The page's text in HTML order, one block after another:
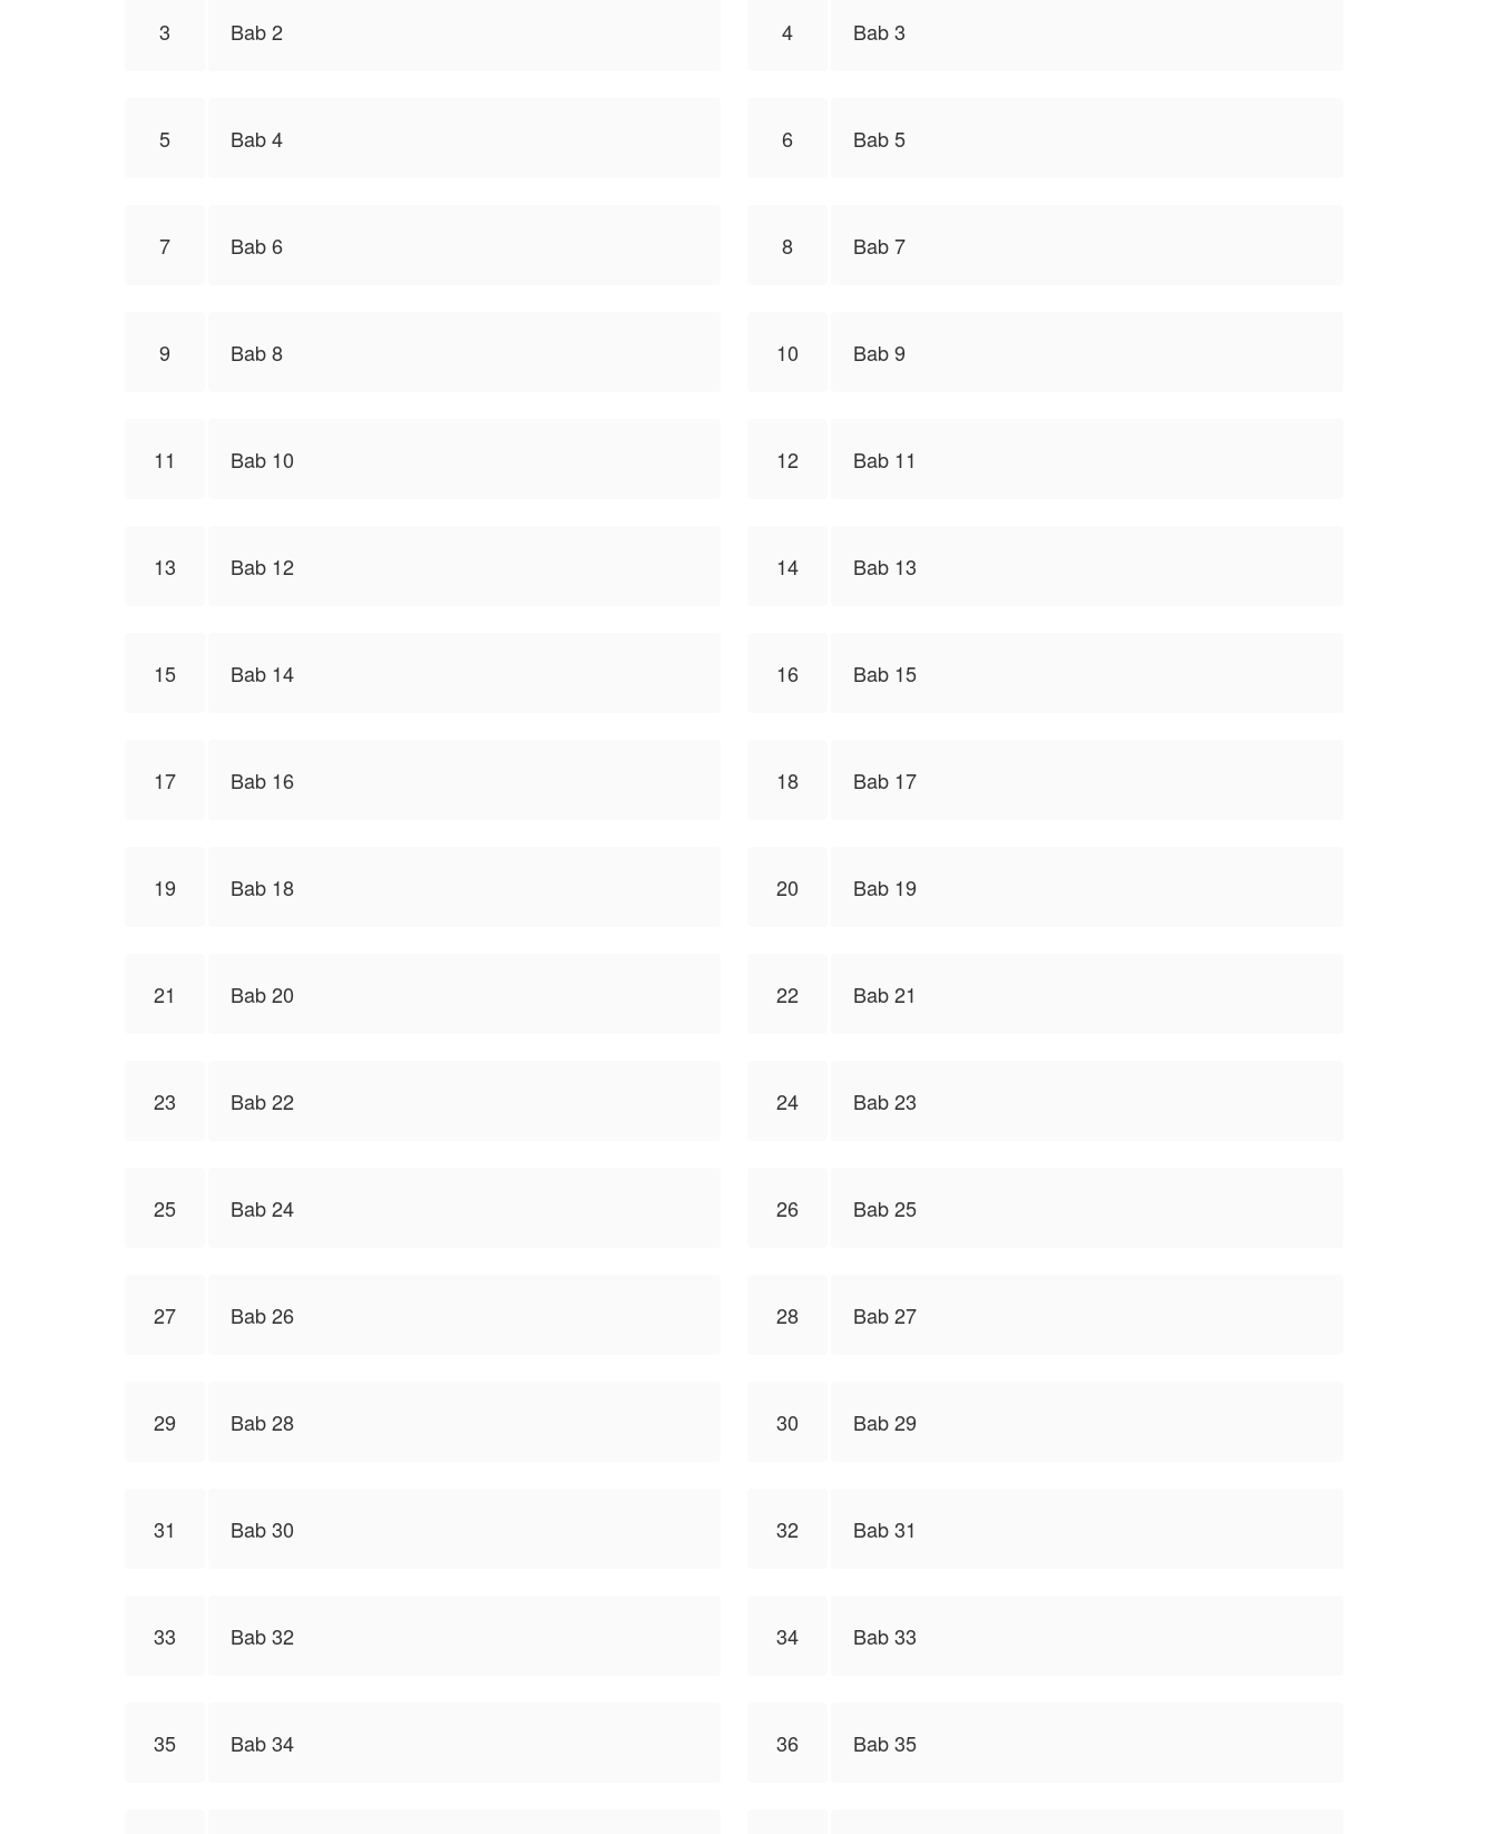
3 Bab 2 4 Bab 3
5 Bab 4 6 Bab 5
7 Bab 6 8 Bab 7
9 Bab 8 10 Bab 9
11 Bab 10 12 Bab 11
13 Bab 12 14 Bab 13
15 Bab 14 16 Bab 15
17 Bab 16 18 Bab 17
19 Bab 18 20 Bab 19
21 Bab 20 22 Bab 21
23 Bab 22 24 Bab 23
25 Bab 24 26 Bab 25
27 Bab 26 28 Bab 27
29 Bab 28 30 Bab 29
31 Bab 30 32 Bab 31
33 Bab 32 34 Bab 33
35 Bab 34 36 Bab 35